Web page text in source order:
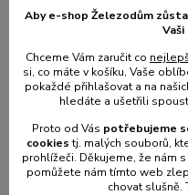
Aby e-shop Železodům
Chceme Vám zaručit co
si, co máte v košíku, Vaše
pokaždé přihlašovat a na
hledáte a ušetřili
Proto od Vás potřebujeme
cookiestj. malých souborů,
prohlížeči. Děkujeme, že nám
pomůžete nám tímto web
chovat slušně.